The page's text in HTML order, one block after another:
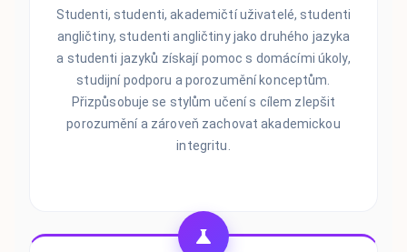
Studenti, studenti, akademičtí uživatelé, studenti
angličtiny, studenti angličtiny jako druhého jazyka
a studenti jazyků získají pomoc s domácími úkoly,
studijní podporu a porozumění konceptům.
Přizpůsobuje se stylům učení s cílem zlepšit
porozumění a zároveň zachovat akademickou
integritu.